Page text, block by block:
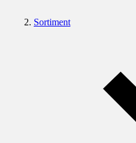
Sortiment